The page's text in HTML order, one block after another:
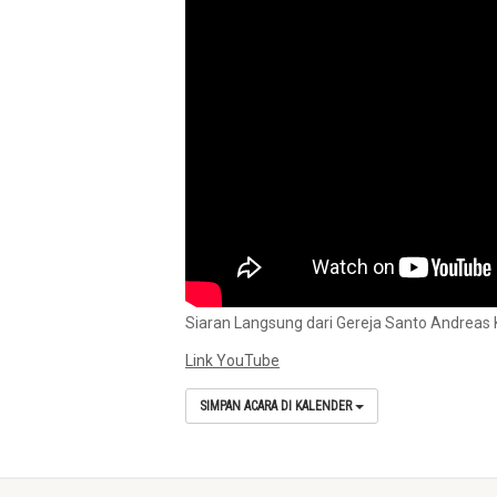
Siaran Langsung dari Gereja Santo Andreas
Link YouTube
SIMPAN ACARA DI KALENDER